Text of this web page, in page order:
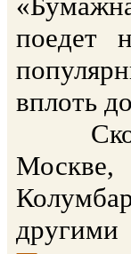
поедет
вплоть